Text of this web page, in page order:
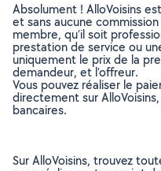
Absolument ! AlloVoisins
et sans aucune
membre, qu’il soit
prestation de service ou
uniquement le prix de la
demandeur, et l’offreur.
Vous pouvez réaliser le
directement sur
bancaires.
Sur AlloVoisins, trouvez